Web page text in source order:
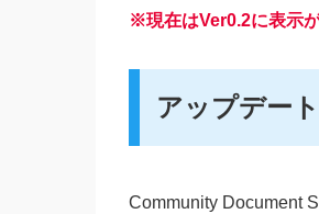
※現在はVer0.2に表示
アップデー
Community Document